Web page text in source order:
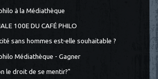
à la Médiathèque
100E DU CAFÉ PHILO
sans hommes est-elle souhaitable ?
Médiathèque - Gagner
le droit de se mentir?"